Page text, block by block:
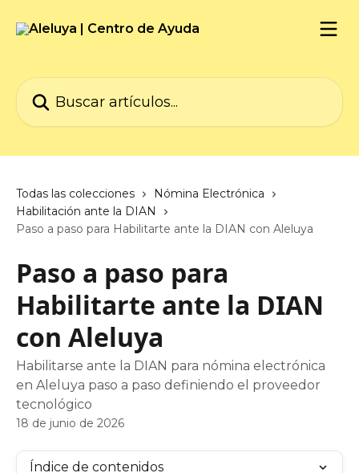
Buscar artículos...
Todas las colecciones
Nómina Electrónica
Habilitación ante la DIAN
Paso a paso para Habilitarte ante la DIAN con Aleluya
Paso a paso para
Habilitarte ante la DIAN
con Aleluya
Habilitarse ante la DIAN para nómina electrónica
en Aleluya paso a paso definiendo el proveedor
tecnológico
18 de junio de 2026
Índice de contenidos